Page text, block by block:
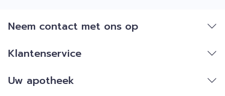
Neem contact met ons op
Klantenservice
Uw apotheek